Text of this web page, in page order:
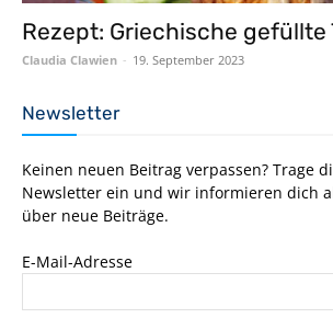
Rezept: Griechische gefüllte
Claudia Clawien - 19. September 2023
Newsletter
Keinen neuen Beitrag verpassen? Trage
Newsletter ein und wir informieren dich
über neue Beiträge.
E-Mail-Adresse